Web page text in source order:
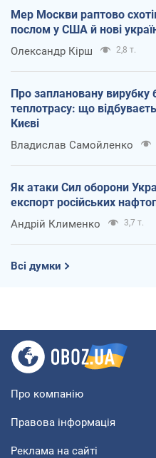
Мер Москви раптово
послом у США й нові
Олександр Кірш 2,8 т.
Про заплановану вирубку
теплотрасу: що
Києві
Владислав Самойленко
Як атаки Сил оборони
експорт російських
Андрій Клименко 3,7 т.
Всі думки
Про компанію
Правова інформація
Реклама на сайті